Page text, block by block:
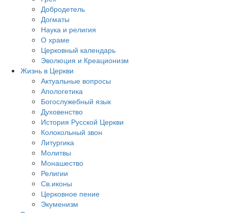
Добродетель
Догматы
Наука и религия
О храме
Церковный календарь
Эволюция и Креационизм
Жизнь в Церкви
Актуальные вопросы
Апологетика
Богослужебный язык
Духовенство
История Русской Церкви
Колокольный звон
Литургика
Молитвы
Монашество
Религии
Св.иконы
Церковное пение
Экуменизм